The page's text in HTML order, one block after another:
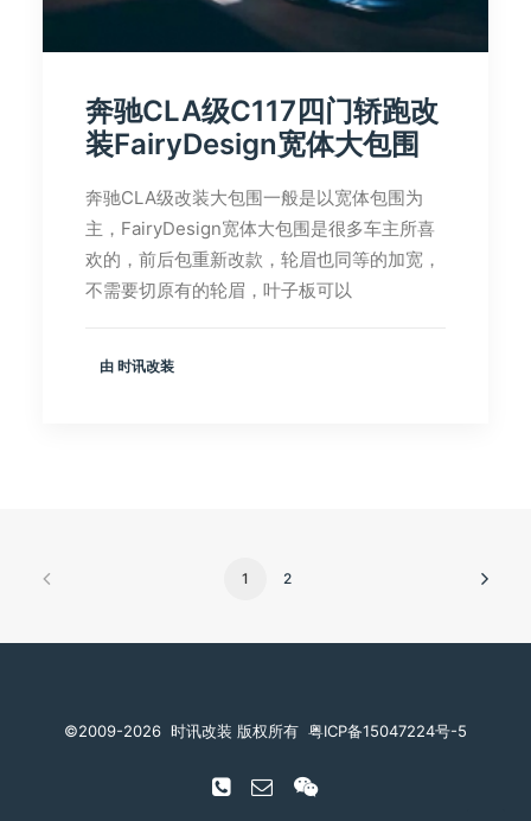
奔驰CLA级C117四门轿跑改
装FairyDesign宽体大包围
奔驰CLA级改装大包围一般是以宽体包围为
主，FairyDesign宽体大包围是很多车主所喜
欢的，前后包重新改款，轮眉也同等的加宽，
不需要切原有的轮眉，叶子板可以
由 时讯改装
1 2
©️2009-2026 时讯改装 版权所有 粤ICP备15047224号-5